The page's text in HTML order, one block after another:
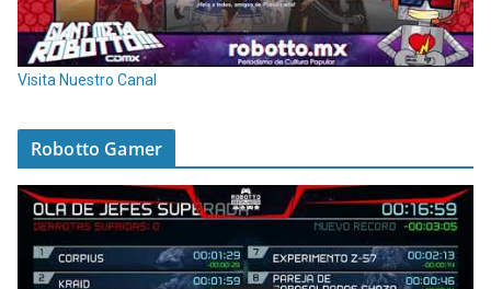
Visita Nuestro Canal
Robotto Gamer